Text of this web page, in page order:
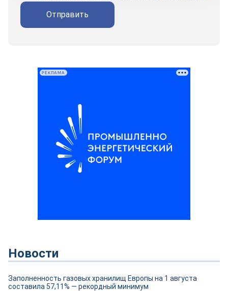
Отправить
РЕКЛАМА
Новости
Заполненность газовых хранилищ Европы на 1 августа
составила 57,11% — рекордный минимум